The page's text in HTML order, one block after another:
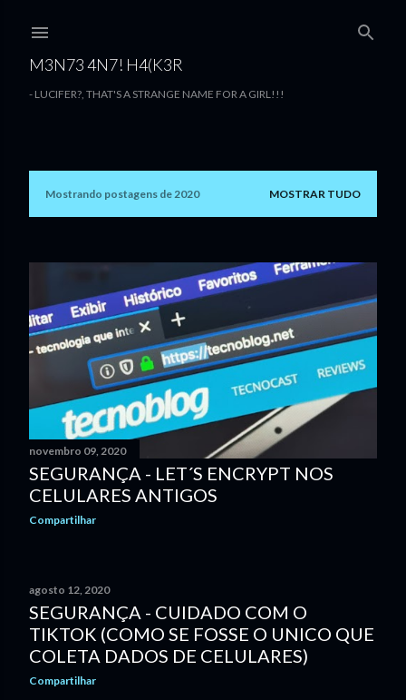
M3N73 4N7! H4(K3R
- LUCIFER?, THAT'S A STRANGE NAME FOR A GIRL!!!
P
t
a
e
n
s
Mostrando postagens de 2020 MOSTRAR TUDO
novembro 09, 2020
SEGURANÇA - LET´S ENCRYPT NOS
CELULARES ANTIGOS
Compartilhar
agosto 12, 2020
SEGURANÇA - CUIDADO COM O
TIKTOK (COMO SE FOSSE O UNICO QUE
COLETA DADOS DE CELULARES)
Compartilhar